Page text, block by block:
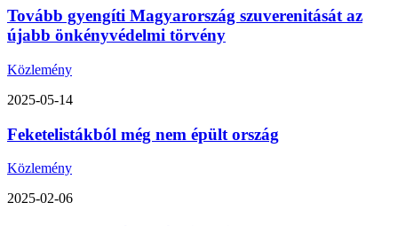
Tovább gyengíti Magyarország szuverenitását az
újabb önkényvédelmi törvény
Közlemény
2025-05-14
Feketelistákból még nem épült ország
Közlemény
2025-02-06